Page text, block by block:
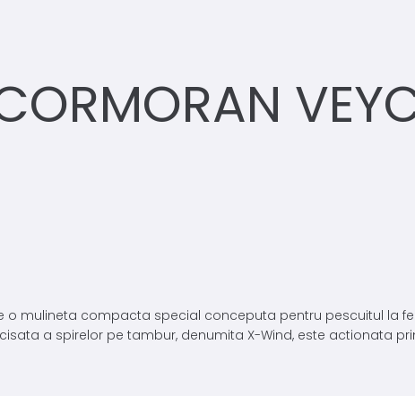
o mulineta compacta special conceputa pentru pescuitul
a spirelor pe tambur, denumita X-Wind, este actionata